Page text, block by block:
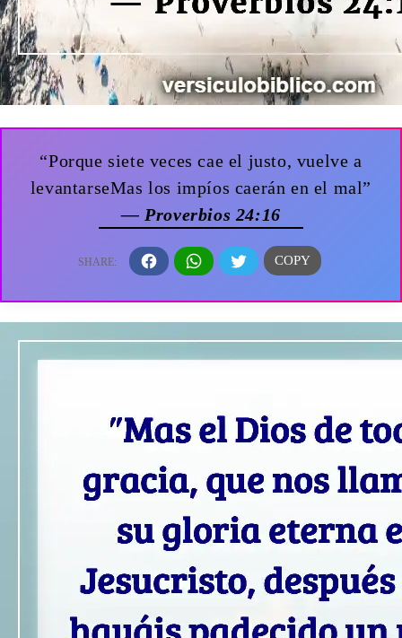
“Porque siete veces cae el justo, vuelve a
levantarseMas los impíos caerán en el mal”
— Proverbios 24:16